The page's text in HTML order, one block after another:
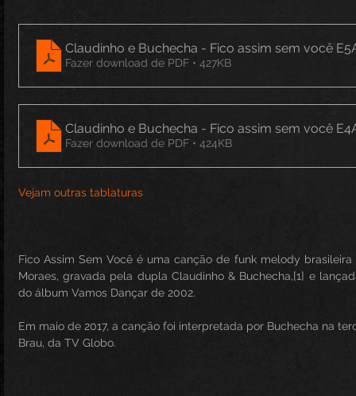
Claudinho e
Fazer download de PDF • 427KB
Claudinho e
Fazer download de PDF • 424KB
Vejam outras tablaturas
Fico Assim Sem Você é uma canção de funk melody
Moraes, gravada pela dupla Claudinho & Buchecha,[1] e
do álbum Vamos Dançar de 2002.
Em maio de 2017, a canção foi interpretada por Buchecha na
Brau, da TV Globo.